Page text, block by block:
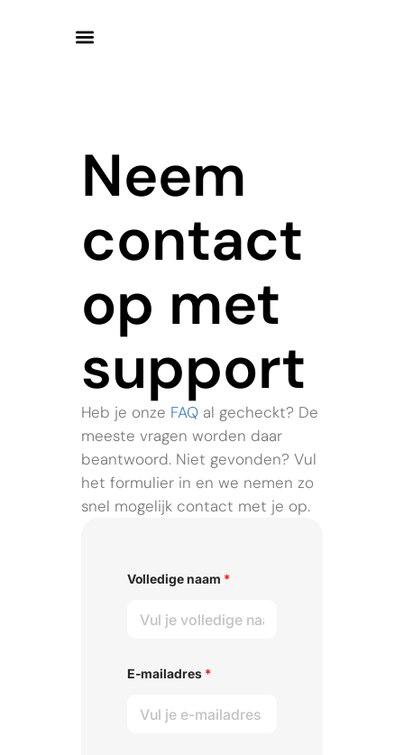
Neem
contact
op met
support
Heb je onze FAQ al gecheckt? De
meeste vragen worden daar
beantwoord. Niet gevonden? Vul
het formulier in en we nemen zo
snel mogelijk contact met je op.
Volledige naam *
E-mailadres *